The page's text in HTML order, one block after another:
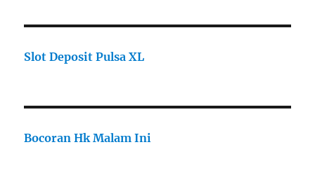
Slot Deposit Pulsa XL
Bocoran Hk Malam Ini